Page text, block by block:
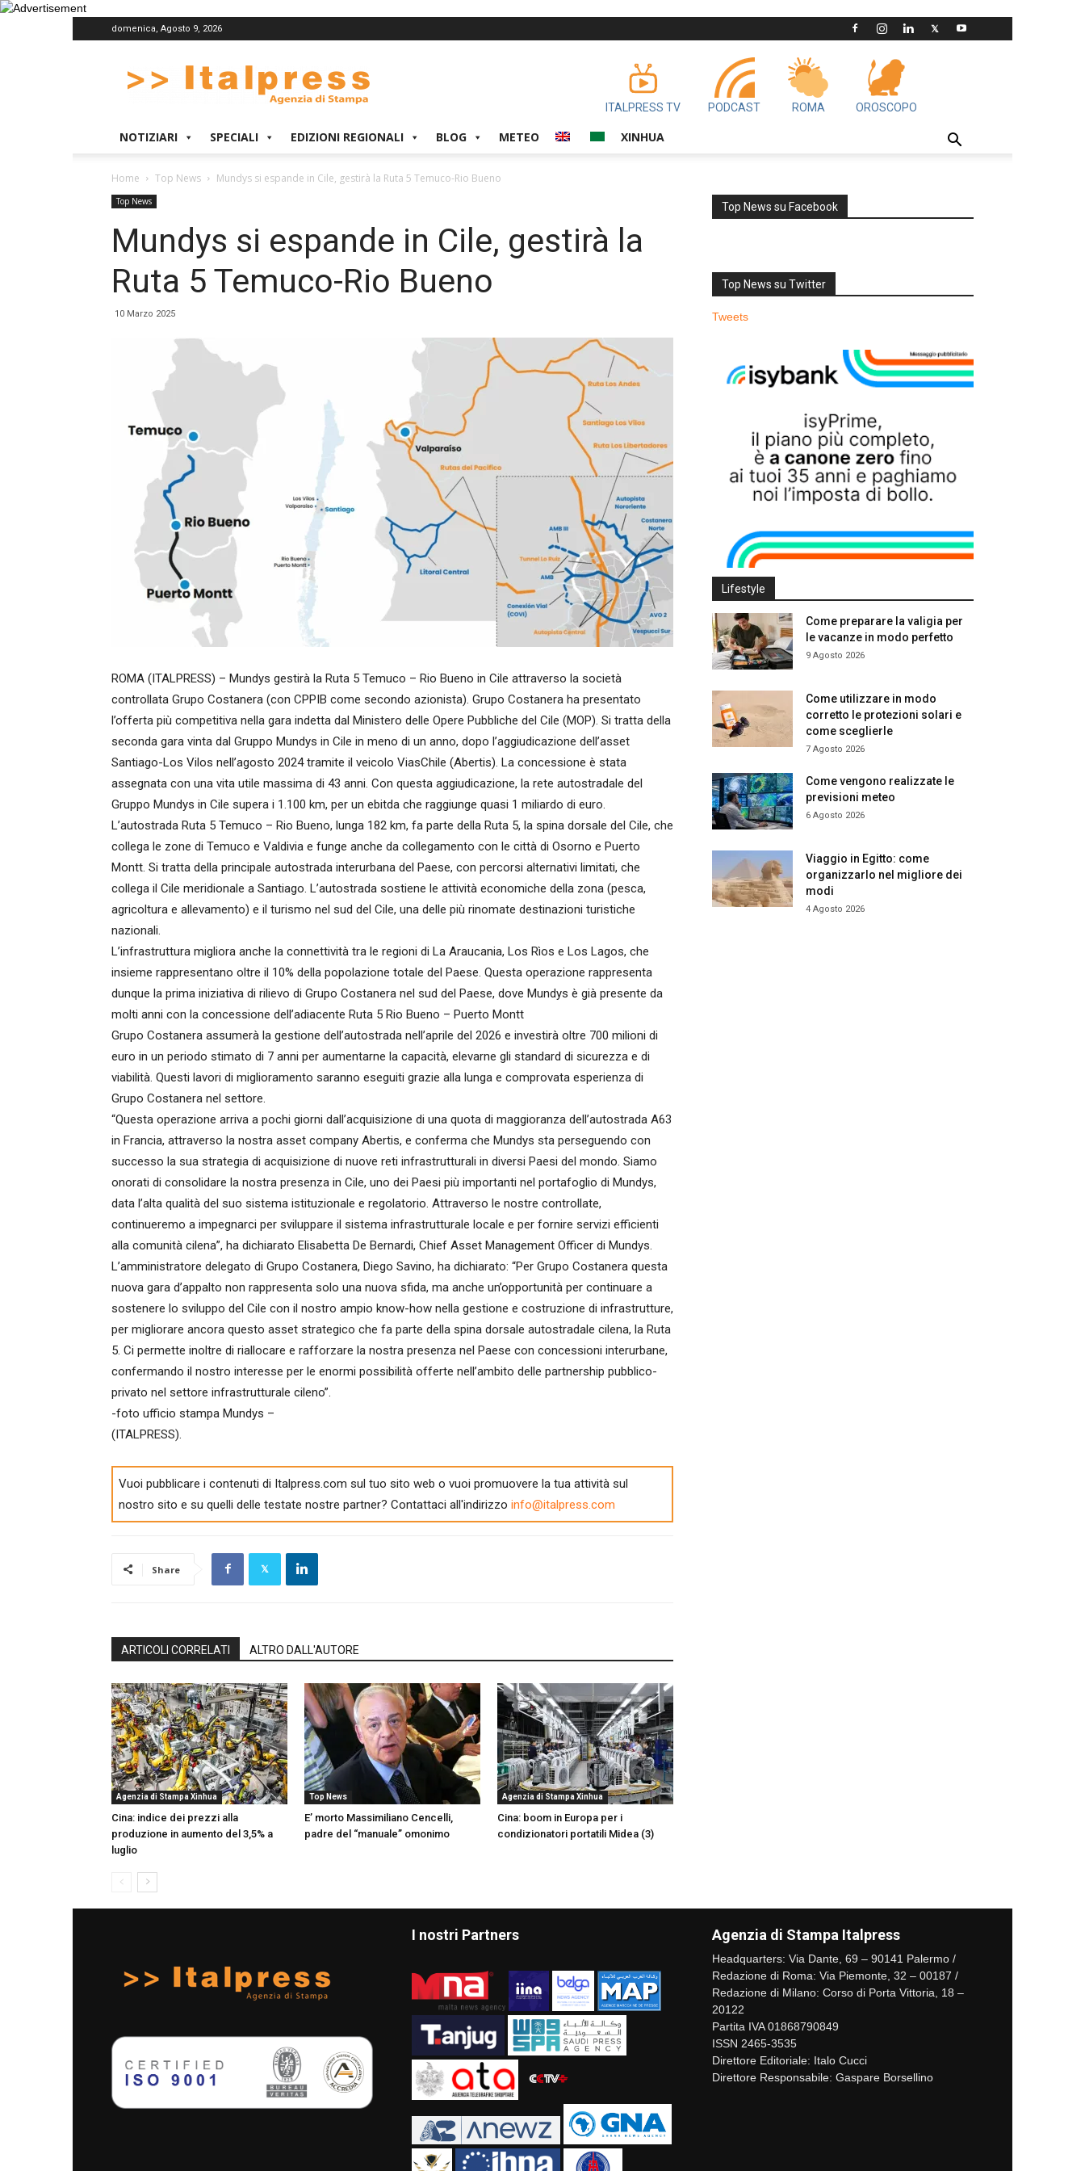
domenica, Agosto 9, 2026
ITALPRESS TV PODCAST ROMA OROSCOPO
NOTIZIARI SPECIALI EDIZIONI REGIONALI BLOG METEO XINHUA
Home Top News Mundys si espande in Cile, gestirà la Ruta 5 Temuco-Rio Bueno
Top News
Mundys si espande in Cile, gestirà la
Ruta 5 Temuco-Rio Bueno
10 Marzo 2025
ROMA (ITALPRESS) – Mundys gestirà la Ruta 5 Temuco – Rio Bueno in Cile attraverso la società
controllata Grupo Costanera (con CPPIB come secondo azionista). Grupo Costanera ha presentato
l’offerta più competitiva nella gara indetta dal Ministero delle Opere Pubbliche del Cile (MOP). Si tratta della
seconda gara vinta dal Gruppo Mundys in Cile in meno di un anno, dopo l’aggiudicazione dell’asset
Santiago-Los Vilos nell’agosto 2024 tramite il veicolo ViasChile (Abertis). La concessione è stata
assegnata con una vita utile massima di 43 anni. Con questa aggiudicazione, la rete autostradale del
Gruppo Mundys in Cile supera i 1.100 km, per un ebitda che raggiunge quasi 1 miliardo di euro.
L’autostrada Ruta 5 Temuco – Rio Bueno, lunga 182 km, fa parte della Ruta 5, la spina dorsale del Cile, che
collega le zone di Temuco e Valdivia e funge anche da collegamento con le città di Osorno e Puerto
Montt. Si tratta della principale autostrada interurbana del Paese, con percorsi alternativi limitati, che
collega il Cile meridionale a Santiago. L’autostrada sostiene le attività economiche della zona (pesca,
agricoltura e allevamento) e il turismo nel sud del Cile, una delle più rinomate destinazioni turistiche
nazionali.
L’infrastruttura migliora anche la connettività tra le regioni di La Araucania, Los Rìos e Los Lagos, che
insieme rappresentano oltre il 10% della popolazione totale del Paese. Questa operazione rappresenta
dunque la prima iniziativa di rilievo di Grupo Costanera nel sud del Paese, dove Mundys è già presente da
molti anni con la concessione dell’adiacente Ruta 5 Rio Bueno – Puerto Montt
Grupo Costanera assumerà la gestione dell’autostrada nell’aprile del 2026 e investirà oltre 700 milioni di
euro in un periodo stimato di 7 anni per aumentarne la capacità, elevarne gli standard di sicurezza e di
viabilità. Questi lavori di miglioramento saranno eseguiti grazie alla lunga e comprovata esperienza di
Grupo Costanera nel settore.
“Questa operazione arriva a pochi giorni dall’acquisizione di una quota di maggioranza dell’autostrada A63
in Francia, attraverso la nostra asset company Abertis, e conferma che Mundys sta perseguendo con
successo la sua strategia di acquisizione di nuove reti infrastrutturali in diversi Paesi del mondo. Siamo
onorati di consolidare la nostra presenza in Cile, uno dei Paesi più importanti nel portafoglio di Mundys,
data l’alta qualità del suo sistema istituzionale e regolatorio. Attraverso le nostre controllate,
continueremo a impegnarci per sviluppare il sistema infrastrutturale locale e per fornire servizi efficienti
alla comunità cilena”, ha dichiarato Elisabetta De Bernardi, Chief Asset Management Officer di Mundys.
L’amministratore delegato di Grupo Costanera, Diego Savino, ha dichiarato: “Per Grupo Costanera questa
nuova gara d’appalto non rappresenta solo una nuova sfida, ma anche un’opportunità per continuare a
sostenere lo sviluppo del Cile con il nostro ampio know-how nella gestione e costruzione di infrastrutture,
per migliorare ancora questo asset strategico che fa parte della spina dorsale autostradale cilena, la Ruta
5. Ci permette inoltre di riallocare e rafforzare la nostra presenza nel Paese con concessioni interurbane,
confermando il nostro interesse per le enormi possibilità offerte nell’ambito delle partnership pubblico-
privato nel settore infrastrutturale cileno”.
-foto ufficio stampa Mundys –
(ITALPRESS).
Vuoi pubblicare i contenuti di Italpress.com sul tuo sito web o vuoi promuovere la tua attività sul
nostro sito e su quelli delle testate nostre partner? Contattaci all'indirizzo info@italpress.com
Share
ARTICOLI CORRELATI ALTRO DALL'AUTORE
Agenzia di Stampa Xinhua
Cina: indice dei prezzi alla
produzione in aumento del 3,5% a
luglio
Top News
E’ morto Massimiliano Cencelli,
padre del “manuale” omonimo
Agenzia di Stampa Xinhua
Cina: boom in Europa per i
condizionatori portatili Midea (3)
Top News su Facebook
Top News su Twitter
Tweets
Lifestyle
Come preparare la valigia per
le vacanze in modo perfetto
9 Agosto 2026
Come utilizzare in modo
corretto le protezioni solari e
come sceglierle
7 Agosto 2026
Come vengono realizzate le
previsioni meteo
6 Agosto 2026
Viaggio in Egitto: come
organizzarlo nel migliore dei
modi
4 Agosto 2026
I nostri Partners Agenzia di Stampa Italpress
Headquarters: Via Dante, 69 – 90141 Palermo /
Redazione di Roma: Via Piemonte, 32 – 00187 /
Redazione di Milano: Corso di Porta Vittoria, 18 –
20122
Partita IVA 01868790849
ISSN 2465-3535
Direttore Editoriale: Italo Cucci
Direttore Responsabile: Gaspare Borsellino